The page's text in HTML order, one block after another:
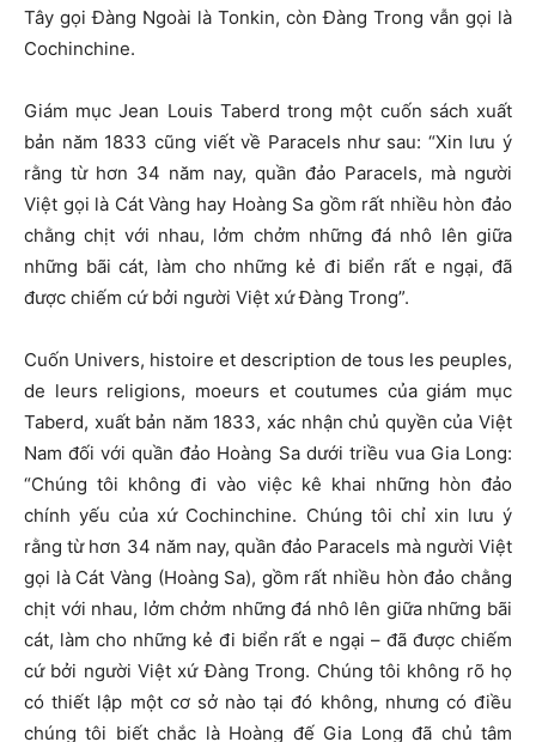
Tây gọi Đàng Ngoài là Tonkin, còn Đàng Trong vẫn gọi là
Cochinchine.
Giám mục Jean Louis Taberd trong một cuốn sách xuất
bản năm 1833 cũng viết về Paracels như sau: “Xin lưu ý
rằng từ hơn 34 năm nay, quần đảo Paracels, mà người
Việt gọi là Cát Vàng hay Hoàng Sa gồm rất nhiều hòn đảo
chằng chịt với nhau, lởm chởm những đá nhô lên giữa
những bãi cát, làm cho những kẻ đi biển rất e ngại, đã
được chiếm cứ bởi người Việt xứ Đàng Trong”.
Cuốn Univers, histoire et description de tous les peuples,
de leurs religions, moeurs et coutumes của giám mục
Taberd, xuất bản năm 1833, xác nhận chủ quyền của Việt
Nam đối với quần đảo Hoàng Sa dưới triều vua Gia Long:
“Chúng tôi không đi vào việc kê khai những hòn đảo
chính yếu của xứ Cochinchine. Chúng tôi chỉ xin lưu ý
rằng từ hơn 34 năm nay, quần đảo Paracels mà người Việt
gọi là Cát Vàng (Hoàng Sa), gồm rất nhiều hòn đảo chằng
chịt với nhau, lởm chởm những đá nhô lên giữa những bãi
cát, làm cho những kẻ đi biển rất e ngại – đã được chiếm
cứ bởi người Việt xứ Đàng Trong. Chúng tôi không rõ họ
có thiết lập một cơ sở nào tại đó không, nhưng có điều
chúng tôi biết chắc là Hoàng đế Gia Long đã chủ tâm